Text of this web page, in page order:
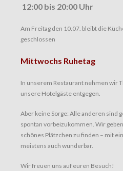
12:00 bis 20:00 Uhr
Am Freitag den 10.07. bleibt die
geschlossen
Mittwochs Ruhetag
In unserem Restaurant nehmen wir
unsere Hotelgäste entgegen.
Aber keine Sorge: Alle anderen sind
spontan vorbeizukommen. Wir
schönes Plätzchen zu finden – mit
meistens auch wunderbar.
Wir freuen uns auf euren Besuch!